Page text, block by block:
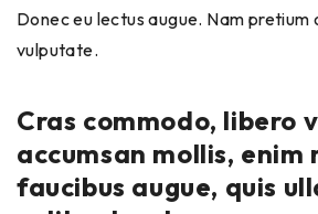
Donec eu lectus augue. Nam
vulputate.
Cras commodo, libero
accumsan mollis, enim
faucibus augue, quis